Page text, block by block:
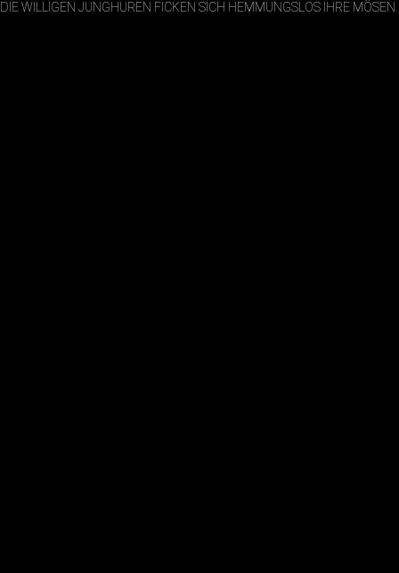
DIE WILLIGEN JUNGHUREN FICKEN SICH HEMMUNGSLOS IHRE MÖSEN